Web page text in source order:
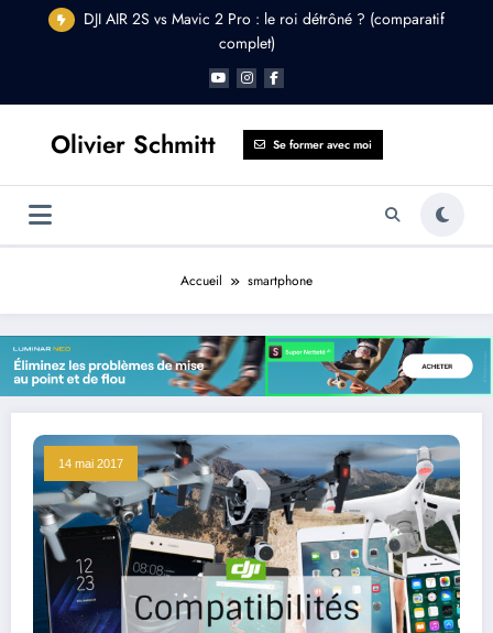
DJI AIR 2S vs Mavic 2 Pro : le roi détrôné ? (comparatif
complet)
Olivier Schmitt Se former avec moi
Accueil smartphone
14 mai 2017